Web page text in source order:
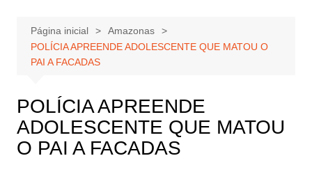
Página inicial
Amazonas
POLÍCIA APREENDE ADOLESCENTE QUE MATOU O
PAI A FACADAS
POLÍCIA APREENDE
ADOLESCENTE QUE MATOU
O PAI A FACADAS